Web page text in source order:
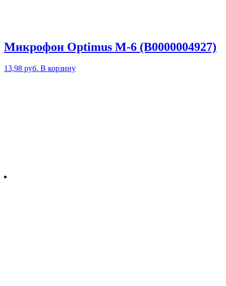
Микрофон Optimus M-6 (В0000004927)
13,98 руб. В корзину